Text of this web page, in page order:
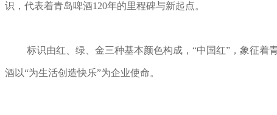
识，代表着青岛啤酒120年的里程碑与新起点。
标识由红、绿、金三种基本颜色构成，“中国红”，象征着
酒以“为生活创造快乐”为企业使命。